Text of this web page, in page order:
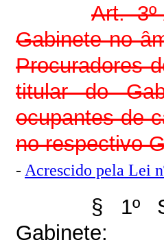
Art.
Gabinete no
Procuradores
titular do
ocupantes de
no respectivo
- Acrescido pela Lei
§ 1º
Gabinete: